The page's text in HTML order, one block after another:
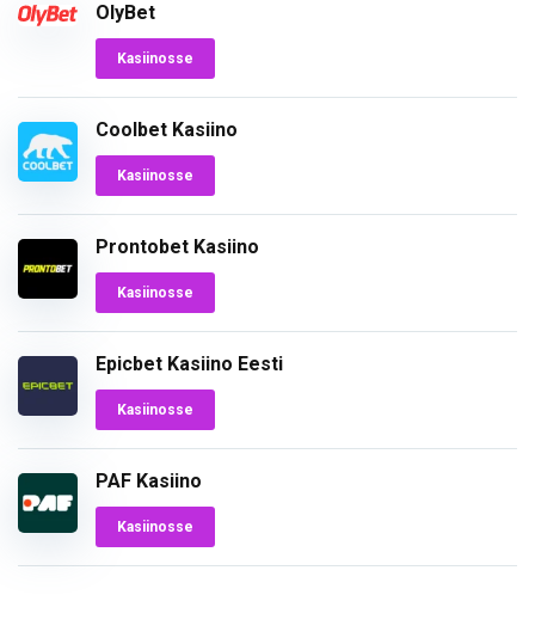
OlyBet
Kasiinosse
Coolbet Kasiino
Kasiinosse
Prontobet Kasiino
Kasiinosse
Epicbet Kasiino Eesti
Kasiinosse
PAF Kasiino
Kasiinosse